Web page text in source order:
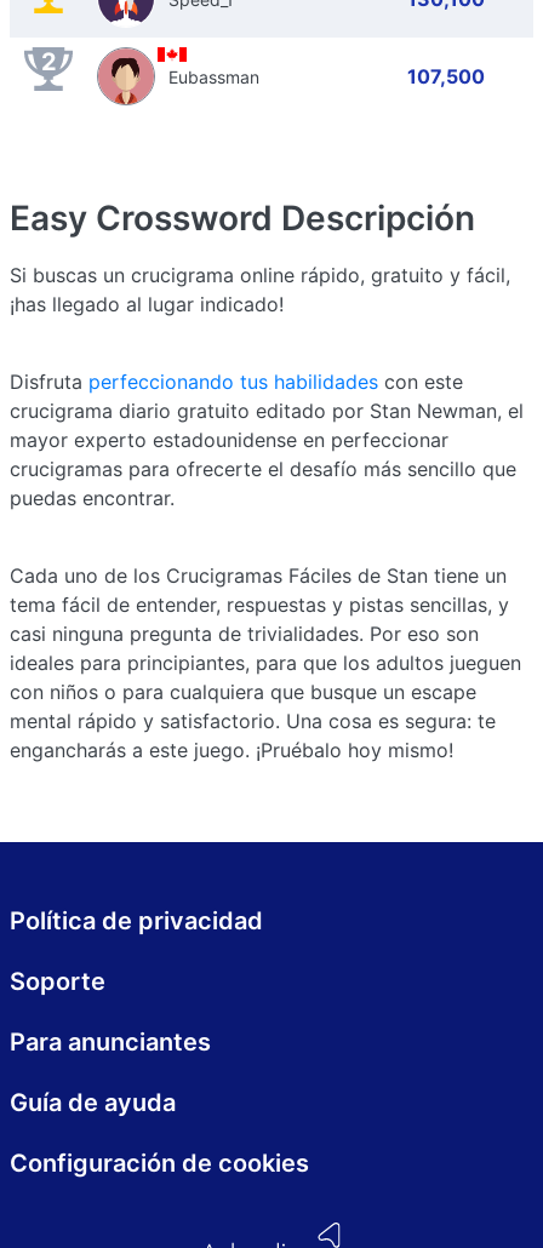
2 Eubassman 107,500
Easy Crossword Descripción
Si buscas un crucigrama online rápido, gratuito y fácil,
¡has llegado al lugar indicado!
Disfruta perfeccionando tus habilidades con este
crucigrama diario gratuito editado por Stan Newman, el
mayor experto estadounidense en perfeccionar
crucigramas para ofrecerte el desafío más sencillo que
puedas encontrar.
Cada uno de los Crucigramas Fáciles de Stan tiene un
tema fácil de entender, respuestas y pistas sencillas, y
casi ninguna pregunta de trivialidades. Por eso son
ideales para principiantes, para que los adultos jueguen
con niños o para cualquiera que busque un escape
mental rápido y satisfactorio. Una cosa es segura: te
engancharás a este juego. ¡Pruébalo hoy mismo!
Política de privacidad
Soporte
Para anunciantes
Guía de ayuda
Configuración de cookies